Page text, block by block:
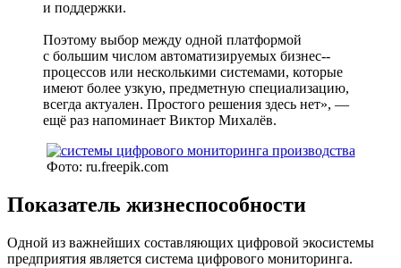
и поддержки.
Поэтому выбор между одной платформой
с большим числом автоматизируемых бизнес-­
процессов или несколькими системами, которые
имеют более узкую, предметную специализацию,
всегда актуален. Простого решения здесь нет», —
ещё раз напоминает Виктор Михалёв.
Фото: ru.freepik.com
Показатель жизнеспособности
Одной из важнейших составляющих цифровой экосистемы
предприятия является система цифрового мониторинга.